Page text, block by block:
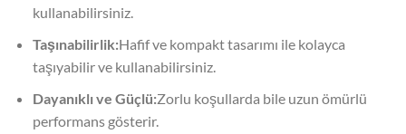
kullanabilirsiniz.
Taşınabilirlik:Hafif ve kompakt tasarımı ile kolayca
taşıyabilir ve kullanabilirsiniz.
Dayanıklı ve Güçlü:Zorlu koşullarda bile uzun ömürlü
performans gösterir.